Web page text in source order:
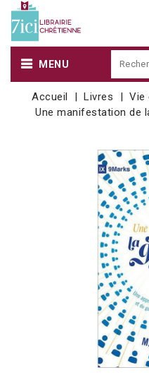
MENU
Accueil Livres Vie
Une manifestation de